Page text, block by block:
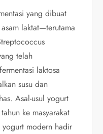
yang dibuat
laktat—terutama
telah
laktosa
susu dan
Asal-usul yogurt
ke masyarakat
modern hadir